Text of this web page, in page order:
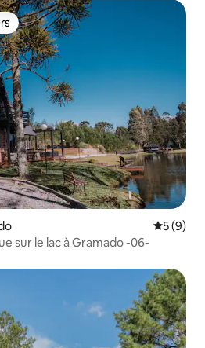
5 (9)
sur le lac à Gramado -06-